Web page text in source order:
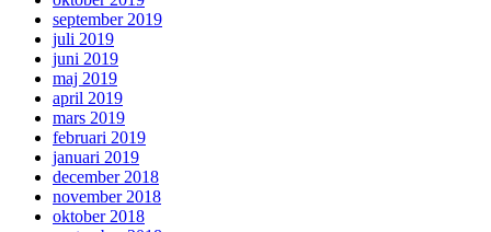
september 2019
juli 2019
juni 2019
maj 2019
april 2019
mars 2019
februari 2019
januari 2019
december 2018
november 2018
oktober 2018